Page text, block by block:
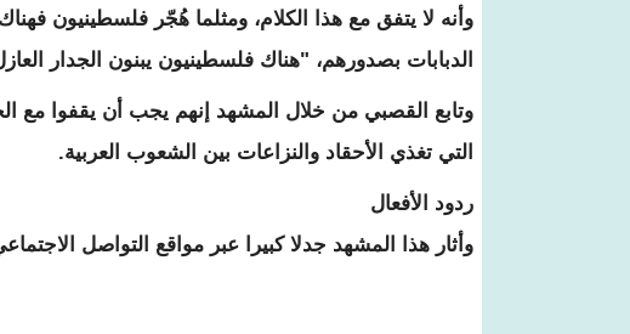
وأنه لا يتفق مع هذا الكلام، ومثلما هُجّر فلسطينيون
الدبابات بصدورهم، "هناك فلسطينيون يبنون الجدار
وتابع القصبي من خلال المشهد إنهم يجب أن يقفوا مع
التي تغذي الأحقاد والنزاعات بين الشعوب العربية.
ردود الأفعال
وأثار هذا المشهد جدلا كبيرا عبر مواقع التواصل